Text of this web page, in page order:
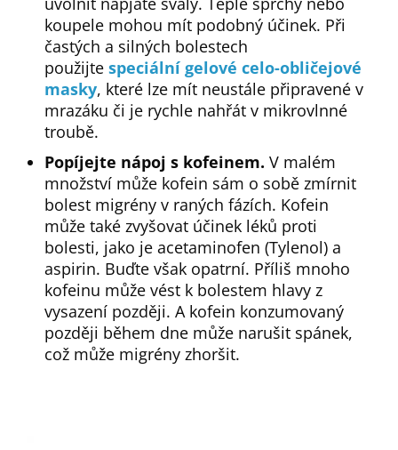
koupele mohou mít podobný účinek. Při
častých a silných bolestech
použijte speciální gelové celo-obličejové
masky, které lze mít neustále připravené v
mrazáku či je rychle nahřát v mikrovlnné
troubě.
Popíjejte nápoj s kofeinem. V malém
množství může kofein sám o sobě zmírnit
bolest migrény v raných fázích. Kofein
může také zvyšovat účinek léků proti
bolesti, jako je acetaminofen (Tylenol) a
aspirin. Buďte však opatrní. Příliš mnoho
kofeinu může vést k bolestem hlavy z
vysazení později. A kofein konzumovaný
později během dne může narušit spánek,
což může migrény zhoršit.